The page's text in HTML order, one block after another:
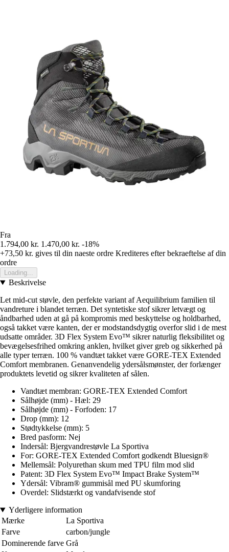
Fra
1.794,00 kr. 1.470,00 kr. -18%
+73,50 kr. gives til din naeste ordre Krediteres efter bekraeftelse af din
ordre
Loading...
Beskrivelse
Let mid-cut støvle, den perfekte variant af Aequilibrium familien til
vandreture i blandet terræn. Det syntetiske stof sikrer letvægt og
åndbarhed uden at gå på kompromis med beskyttelse og holdbarhed,
også takket være kanten, der er modstandsdygtig overfor slid i de mest
udsatte områder. 3D Flex System Evo™ sikrer naturlig fleksibilitet og
bevægelsesfrihed omkring anklen, hvilket giver greb og sikkerhed på
alle typer terræn. 100 % vandtæt takket være GORE-TEX Extended
Comfort membranen. Genanvendelig ydersålsmønster, der forlænger
produktets levetid og sikrer kvaliteten af sålen.
Vandtæt membran: GORE-TEX Extended Comfort
Sålhøjde (mm) - Hæl: 29
Sålhøjde (mm) - Forfoden: 17
Drop (mm): 12
Stødtykkelse (mm): 5
Bred pasform: Nej
Indersål: Bjergvandrestøvle La Sportiva
For: GORE-TEX Extended Comfort godkendt Bluesign®
Mellemsål: Polyurethan skum med TPU film mod slid
Patent: 3D Flex System Evo™ Impact Brake System™
Ydersål: Vibram® gummisål med PU skumforing
Overdel: Slidstærkt og vandafvisende stof
Yderligere information
Mærke
La Sportiva
Farve
carbon/jungle
Dominerende farve Grå